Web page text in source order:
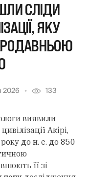
СЛІДИ
ЯКУ
2026 133
виявили
Акірі,
до н. е. до 850
її зі